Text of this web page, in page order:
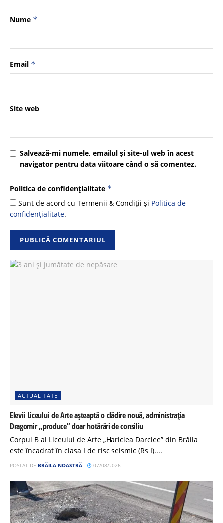
Nume *
Email *
Site web
Salvează-mi numele, emailul și site-ul web în acest
navigator pentru data viitoare când o să comentez.
Politica de confidențialitate *
Sunt de acord cu Termenii & Condiții și Politica de
confidențialitate.
ACTUALITATE
Elevii Liceului de Arte așteaptă o clădire nouă, administrația
Dragomir „produce” doar hotărâri de consiliu
Corpul B al Liceului de Arte „Hariclea Darclee” din Brăila
este încadrat în clasa I de risc seismic (Rs I)....
POSTAT DE BRĂILA NOASTRĂ 07/08/2026